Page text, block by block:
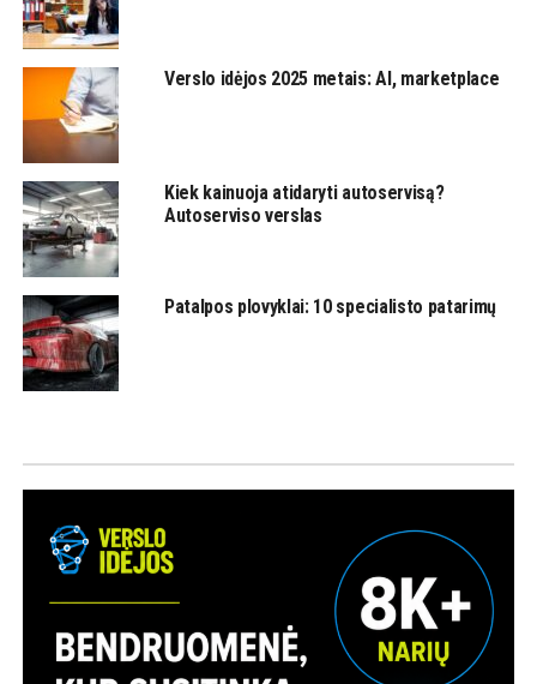
Verslo idėjos 2025 metais: AI, marketplace
Kiek kainuoja atidaryti autoservisą?
Autoserviso verslas
Patalpos plovyklai: 10 specialisto patarimų